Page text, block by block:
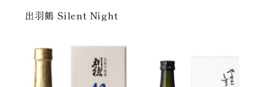
出羽鶴 Silent Night